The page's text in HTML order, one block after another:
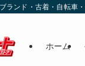
ランド・古着・自転車
ホーム